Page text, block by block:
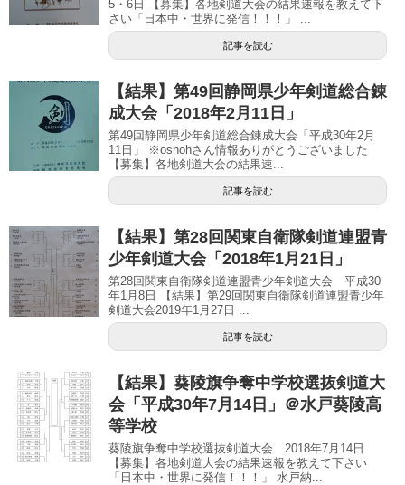
5・6日 【募集】各地剣道大会の結果速報を教えて下
さい「日本中・世界に発信！！！」 ...
記事を読む
【結果】第49回静岡県少年剣道総合錬
成大会「2018年2月11日」
第49回静岡県少年剣道総合錬成大会「平成30年2月
11日」 ※oshohさん情報ありがとうございました
【募集】各地剣道大会の結果速...
記事を読む
【結果】第28回関東自衛隊剣道連盟青
少年剣道大会「2018年1月21日」
第28回関東自衛隊剣道連盟青少年剣道大会 平成30
年1月8日 【結果】第29回関東自衛隊剣道連盟青少年
剣道大会2019年1月27日 ...
記事を読む
【結果】葵陵旗争奪中学校選抜剣道大
会「平成30年7月14日」＠水戸葵陵高
等学校
葵陵旗争奪中学校選抜剣道大会 2018年7月14日
【募集】各地剣道大会の結果速報を教えて下さい
「日本中・世界に発信！！！」 水戸納...